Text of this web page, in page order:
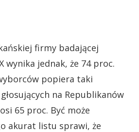
firmy badającej
wynika jednak, że 74 proc.
popiera taki
na Republikanów
65 proc. Być może
akurat listu sprawi, że